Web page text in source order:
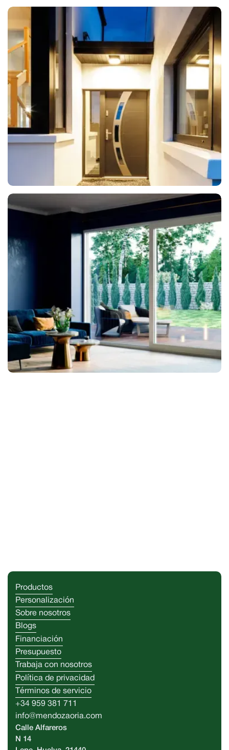
Seguridad Protección
Puertas de Exterior
+34 959 381 711
info@mendozaoria.com
Calle Alfareros
N 14
Productos
Personalización
Sobre nosotros
Blogs
Financiación
Presupuesto
Trabaja con nosotros
Política de privacidad
Términos de servicio